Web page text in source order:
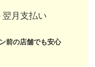
月支払い
前の店舗でも安心